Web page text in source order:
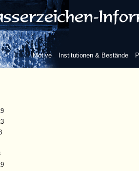
Motive Institutionen & Bestände